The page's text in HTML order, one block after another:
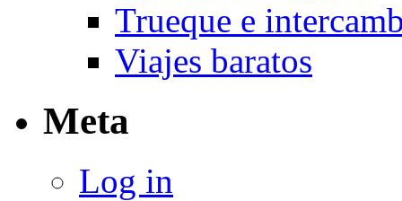
Trueque e
Viajes baratos
Meta
Log in